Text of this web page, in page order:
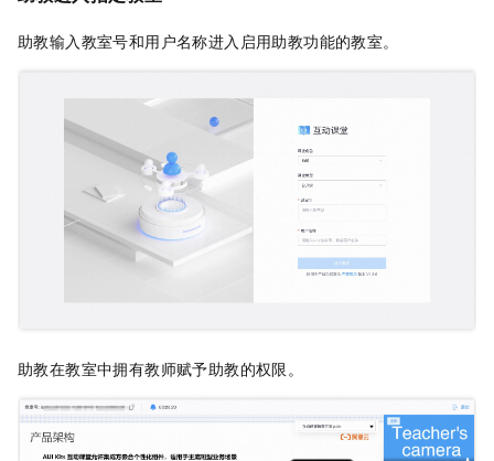
助教输入教室号和用户名称进入启用助教功能的教室。
助教在教室中拥有教师赋予助教的权限。